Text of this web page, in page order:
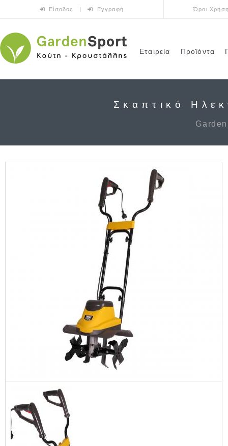
Είσοδος | Εγγραφή Όροι
Εταιρεία Προϊόντα
Σκαπτικό